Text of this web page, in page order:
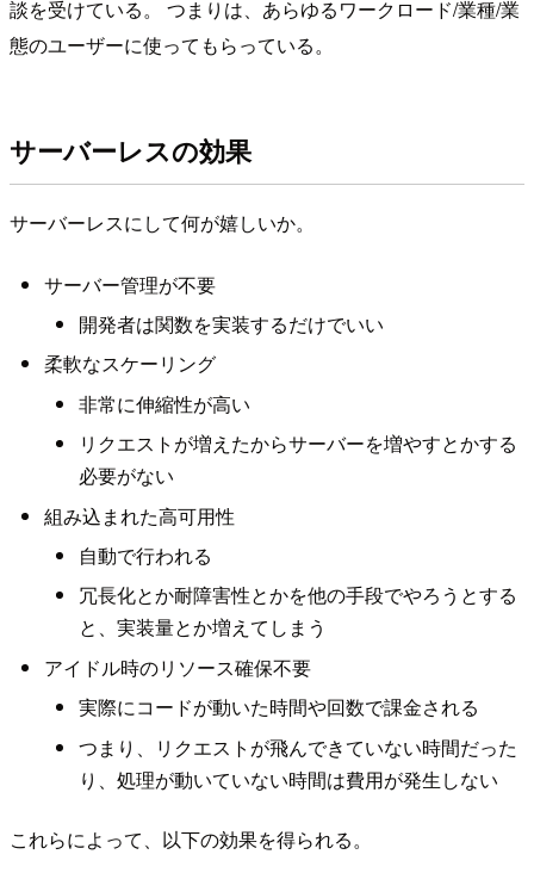
談を受けている。 つまりは、あらゆるワークロード/業種/業
態のユーザーに使ってもらっている。
サーバーレスの効果
サーバーレスにして何が嬉しいか。
サーバー管理が不要
開発者は関数を実装するだけでいい
柔軟なスケーリング
非常に伸縮性が高い
リクエストが増えたからサーバーを増やすとかする
必要がない
組み込まれた高可用性
自動で行われる
冗長化とか耐障害性とかを他の手段でやろうとする
と、実装量とか増えてしまう
アイドル時のリソース確保不要
実際にコードが動いた時間や回数で課金される
つまり、リクエストが飛んできていない時間だった
り、処理が動いていない時間は費用が発生しない
これらによって、以下の効果を得られる。